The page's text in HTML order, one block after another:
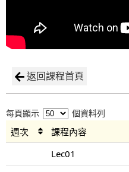
返回課程首頁
每頁顯示 個資料列
週次 課程內容
Lec01